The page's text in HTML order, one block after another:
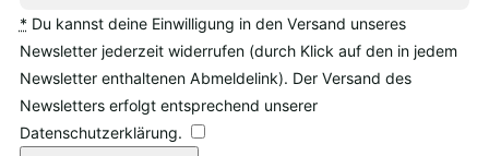
* Du kannst deine Einwilligung in den Versand unseres
Newsletter jederzeit widerrufen (durch Klick auf den in jedem
Newsletter enthaltenen Abmeldelink). Der Versand des
Newsletters erfolgt entsprechend unserer
Datenschutzerklärung.